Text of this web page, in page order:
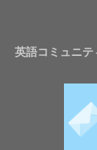
英語コミュニ